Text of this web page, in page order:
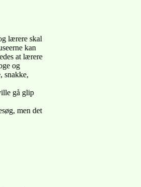
lærere skal
kan
at lærere
og
snakke,
gå glip
men det